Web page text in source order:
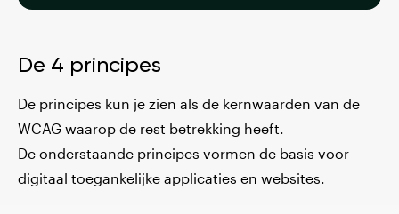
De 4 principes
De principes kun je zien als de kernwaarden van de
WCAG waarop de rest betrekking heeft.
De onderstaande principes vormen de basis voor
digitaal toegankelijke applicaties en websites.